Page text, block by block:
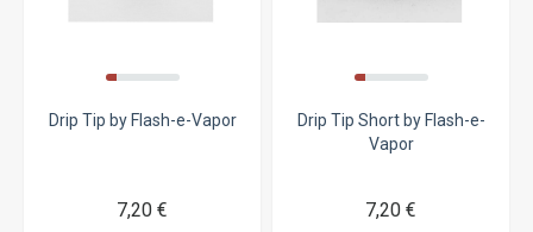
Drip Tip by Flash-e-Vapor
7,20 €
Drip Tip Short by Flash-e-
Vapor
7,20 €